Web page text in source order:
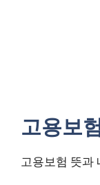
고용보
고용보험 뜻과